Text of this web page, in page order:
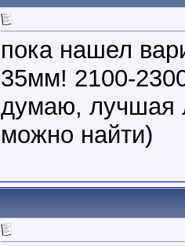
пока нашел
35мм! 2100-
думаю, лучшая
можно найти)